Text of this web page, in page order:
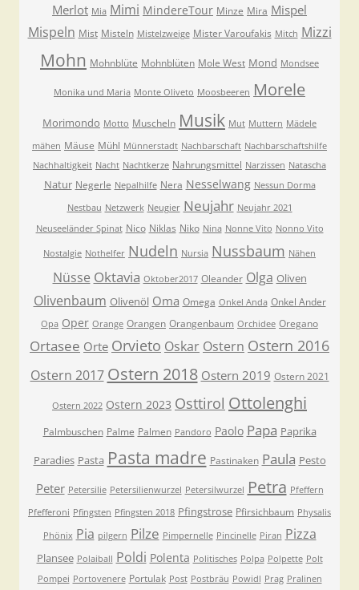
Merlot Mia Mimi MindereTour Minze Mira Mispel
Mispeln Mist Misteln Mistelzweige Mister Varoufakis Mitch Mizzi
Mohn Mohnblüte Mohnblüten Mole West Mond Mondsee
Monika und Maria Monte Oliveto Moosbeeren Morele
Morimondo Motto Muscheln Musik Mut Muttern Mädele
mähen Mäuse Mühl Münnerstadt Nachbarschaft Nachbarschaftshilfe
Nachhaltigkeit Nacht Nachtkerze Nahrungsmittel Narzissen Natascha
Natur Negerle Nepalhilfe Nera Nesselwang Nessun Dorma
Nestbau Netzwerk Neugier Neujahr Neujahr 2021
Neuseeländer Spinat Nico Niklas Niko Nina Nonne Vito Nonno Vito
Nostalgie Nothelfer Nudeln Nursia Nussbaum Nähen
Nüsse Oktavia Oktober2017 Oleander Olga Oliven
Olivenbaum Olivenöl Oma Omega Onkel Anda Onkel Ander
Opa Oper Orange Orangen Orangenbaum Orchidee Oregano
Ortasee Orte Orvieto Oskar Ostern Ostern 2016
Ostern 2017 Ostern 2018 Ostern 2019 Ostern 2021
Ostern 2022 Ostern 2023 Osttirol Ottolenghi
Palmbuschen Palme Palmen Pandoro Paolo Papa Paprika
Paradies Pasta Pasta madre Pastinaken Paula Pesto
Peter Petersilie Petersilienwurzel Petersilwurzel Petra Pfeffern
Pfefferoni Pfingsten Pfingsten 2018 Pfingstrose Pfirsichbaum Physalis
Phönix Pia pilgern Pilze Pimpernelle Pincinelle Piran Pizza
Plansee Polaiball Poldi Polenta Politisches Polpa Polpette Polt
Pompei Portovenere Portulak Post Postbräu Powidl Prag Pralinen